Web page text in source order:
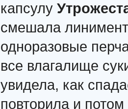
капсулу
смешала
одноразовые
все влагалище
увидела, как
повторила и